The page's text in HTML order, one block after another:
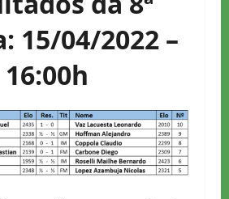
15/04/2022 –
16:00h